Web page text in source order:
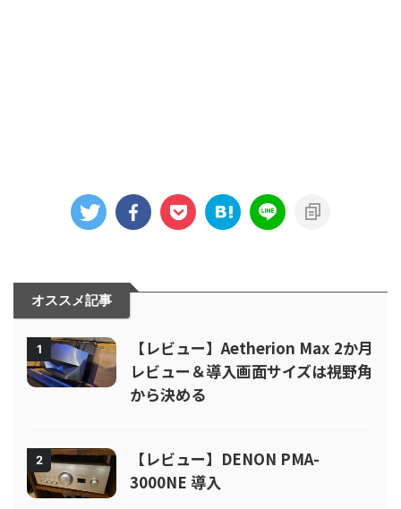
オススメ記事
1
【レビュー】Aetherion Max 2か月
レビュー＆導入画面サイズは視野角
から決める
2
【レビュー】DENON PMA-
3000NE 導入